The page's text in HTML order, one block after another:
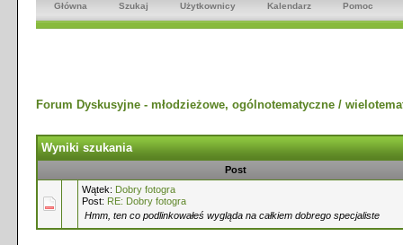
Główna Szukaj Użytkownicy Kalendarz Pomoc
Forum Dyskusyjne - młodzieżowe, ogólnotematyczne /
Wyniki szukania
Post
Wątek: Dobry fotogra
Post: RE: Dobry fotogra
Hmm, ten co podlinkowałeś wygląda na całkiem dobrego specjaliste